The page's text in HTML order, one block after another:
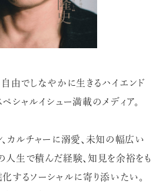
自由でしなやかに生きるハイエンド
シャルイシュー満載のメディア。
、カルチャーに溺愛、未知の幅広い
人生で積んだ経験、知見を余裕をも
化するソーシャルに寄り添いたい。